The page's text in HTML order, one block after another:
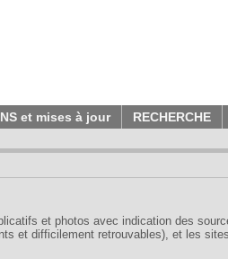
et mises à jour RECHERCHE
et photos avec indication des
et difficilement retrouvables), et les